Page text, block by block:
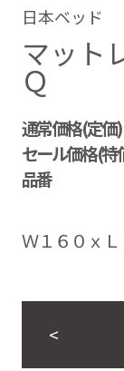
日本ベッド
マッ
Ｑ シ
通常価格(定価)
セール価格(特
品番
Ｗ１６０ｘ